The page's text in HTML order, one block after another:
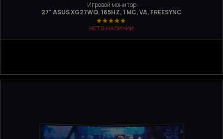
Игровой монитор
27" ASUS XG27WQ, 165HZ, 1 МС, VA, FREESYNC
НЕТ В НАЛИЧИИ